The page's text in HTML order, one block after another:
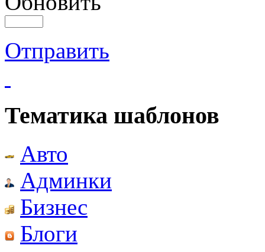
Отправить
Тематика шаблонов
Авто
Админки
Бизнес
Блоги